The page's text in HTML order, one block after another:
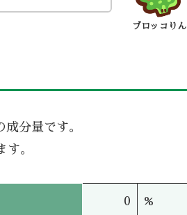
ブロッコりん
分量です。
。
0 %